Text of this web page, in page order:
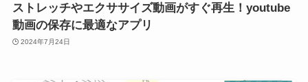
ストレッチやエクササイズ動画がすぐ再生！youtube
動画の保存に最適なアプリ
2024年7月24日